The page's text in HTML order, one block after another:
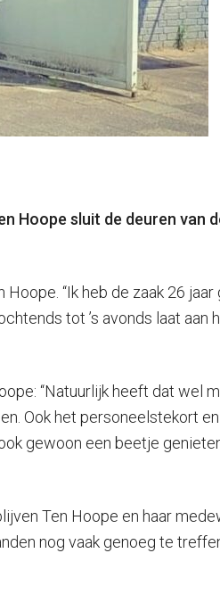
Hoope sluit de deuren van
“Ik heb de zaak 26
tot ’s avonds laat aan
“Natuurlijk heeft dat wel
Ook het personeelstekort en
gewoon een beetje
Ten Hoope en haar
nog vaak genoeg te